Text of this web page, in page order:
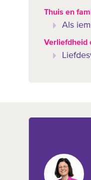
Thuis en
Als
Verliefdheid